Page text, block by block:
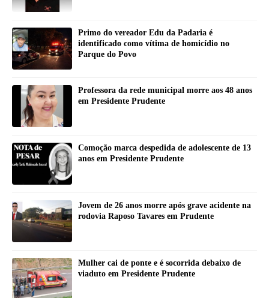
Primo do vereador Edu da Padaria é
identificado como vítima de homicídio no
Parque do Povo
Professora da rede municipal morre aos 48 anos
em Presidente Prudente
Comoção marca despedida de adolescente de 13
anos em Presidente Prudente
Jovem de 26 anos morre após grave acidente na
rodovia Raposo Tavares em Prudente
Mulher cai de ponte e é socorrida debaixo de
viaduto em Presidente Prudente